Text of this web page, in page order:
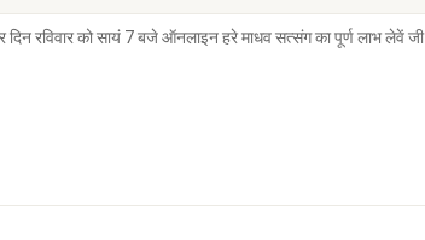
दिन रविवार को सायं 7 बजे ऑनलाइन हरे माधव सत्संग का पूर्ण लाभ लेवें जी